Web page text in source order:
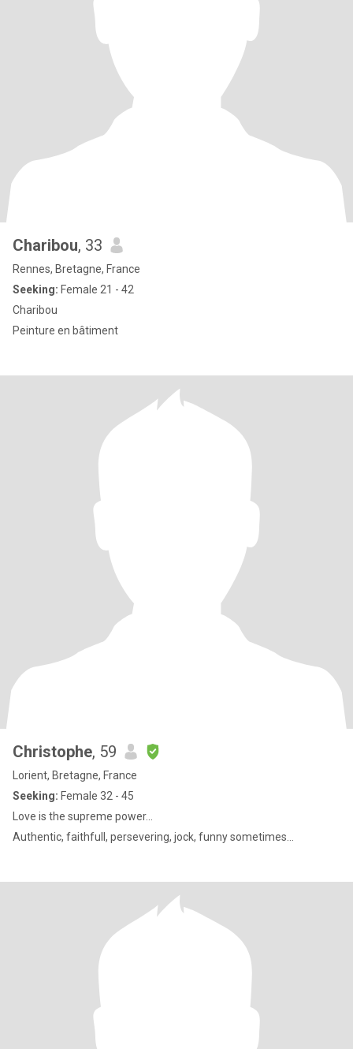
Charibou, 33
Rennes, Bretagne, France
Seeking: Female 21 - 42
Charibou
Peinture en bâtiment
Christophe, 59
Lorient, Bretagne, France
Seeking: Female 32 - 45
Love is the supreme power...
Authentic, faithfull, persevering, jock, funny sometimes...